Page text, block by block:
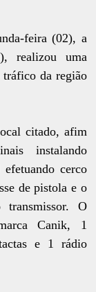
feira (02), a
realizou uma
tráfico da região
citado, afim
instalando
cerco
de pistola e o
O
Canik, 1
e 1 rádio